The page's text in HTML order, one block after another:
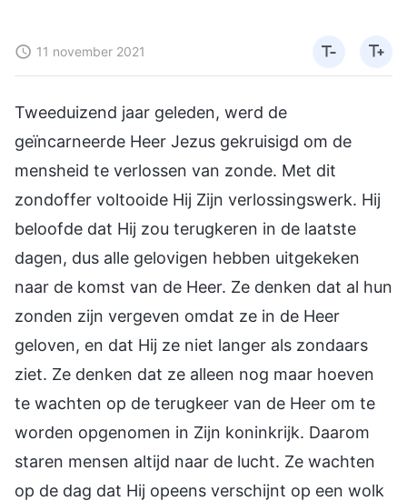
11 november 2021
Tweeduizend jaar geleden, werd de
geïncarneerde Heer Jezus gekruisigd om de
mensheid te verlossen van zonde. Met dit
zondoffer voltooide Hij Zijn verlossingswerk. Hij
beloofde dat Hij zou terugkeren in de laatste
dagen, dus alle gelovigen hebben uitgekeken
naar de komst van de Heer. Ze denken dat al hun
zonden zijn vergeven omdat ze in de Heer
geloven, en dat Hij ze niet langer als zondaars
ziet. Ze denken dat ze alleen nog maar hoeven
te wachten op de terugkeer van de Heer om te
worden opgenomen in Zijn koninkrijk. Daarom
staren mensen altijd naar de lucht. Ze wachten
op de dag dat Hij opeens verschijnt op een wolk